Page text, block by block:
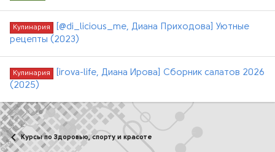
Кулинария
[@di_licious_me, Диана Приходова] Уютные
рецепты (2023)
Кулинария
[irova-life, Диана Ирова] Сборник салатов 2026
(2025)
Курсы по Здоровью, спорту и красоте